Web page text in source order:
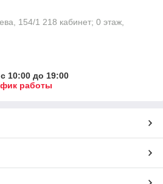
154/1​ 218 кабинет; 0 этаж,
10:00 до 19:00
работы